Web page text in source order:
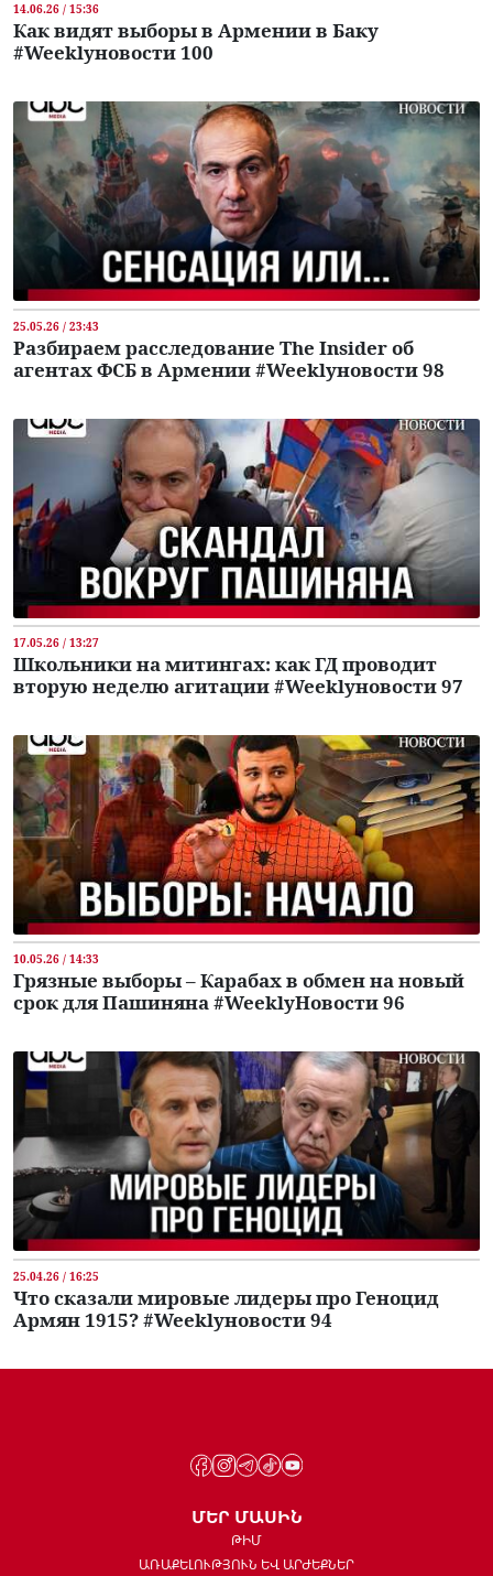
14.06.26 / 15:36
Как видят выборы в Армении в Баку
#Weeklyновости 100
25.05.26 / 23:43
Разбираем расследование The Insider об
агентах ФСБ в Армении #Weeklyновости 98
17.05.26 / 13:27
Школьники на митингах: как ГД проводит
вторую неделю агитации #Weeklyновости 97
10.05.26 / 14:33
Грязные выборы – Карабах в обмен на новый
срок для Пашиняна #WeeklyНовости 96
25.04.26 / 16:25
Что сказали мировые лидеры про Геноцид
Армян 1915? #Weeklyновости 94
ՄԵՐ ՄԱՍԻՆ
ԹԻՄ
ԱՌԱՔԵԼՈՒԹՅՈՒՆ ԵՎ ԱՐԺԵՔՆԵՐ